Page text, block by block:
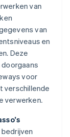
van
van
en
Deze
voor
verschillende
verwerken.